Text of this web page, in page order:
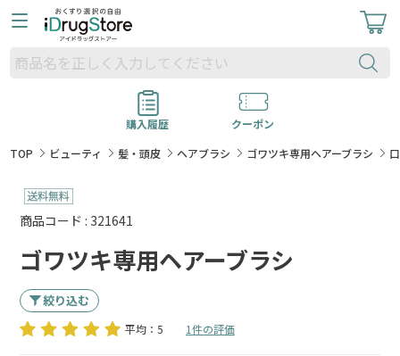
購入履歴
クーポン
TOP
ビューティ 髪・頭皮 ヘアブラシ ゴワツキ専用ヘアーブラシ
商品コード : 321641
ゴワツキ専用ヘアーブラシ
絞り込む
平均：5 1件の評価